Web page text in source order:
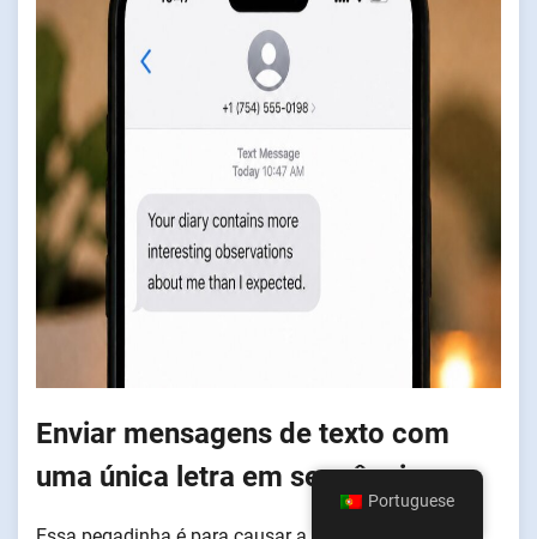
Enviar mensagens de texto com
uma única letra em sequência
Portuguese